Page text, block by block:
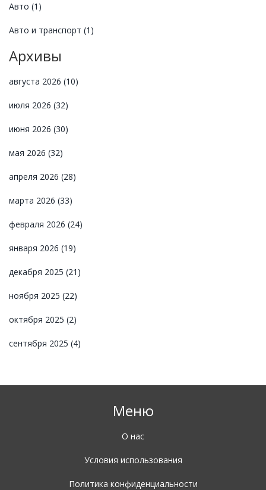
Авто (1)
Авто и транспорт (1)
Архивы
августа 2026 (10)
июля 2026 (32)
июня 2026 (30)
мая 2026 (32)
апреля 2026 (28)
марта 2026 (33)
февраля 2026 (24)
января 2026 (19)
декабря 2025 (21)
ноября 2025 (22)
октября 2025 (2)
сентября 2025 (4)
Меню
О нас
Условия использования
Политика конфиденциальности